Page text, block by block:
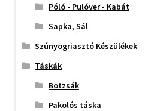
Póló - Pulóver - Kabát
Sapka, Sál
Szúnyogriasztó Készülékek
Táskák
Botzsák
Pakolós táska